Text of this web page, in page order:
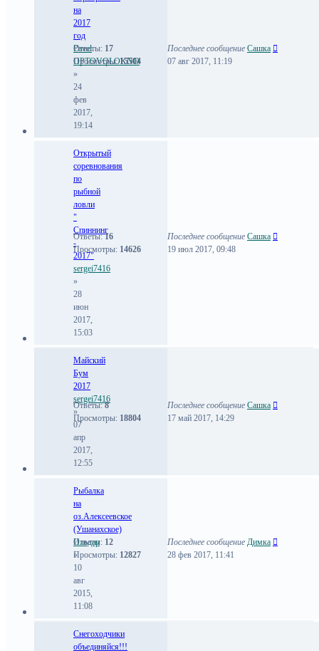
на
2017
год
Pavel
OPTOVOLOKNO
»
24
фев
2017,
19:14
Ответы: 17
Просмотры:15504
Последнее сообщение Сашка
07 авг 2017, 11:19
Открытый
соревнования
по
рыбной
ловли
"
Спиннинг
-
2017"
sergei7416
»
28
июн
2017,
15:03
Ответы:16
Просмотры: 14626
Последнее сообщение Сашка
19 июл 2017, 09:48
Майский
Бум
2017
sergei7416
»
07
апр
2017,
12:55
Ответы:8
Просмотры: 18804
Последнее сообщение Сашка
17 май 2017, 14:29
Рыбалка
на
оз.Алексеевское
(Ушанахское)
Ильдар
»
10
авг
2015,
11:08
Ответы: 12
Просмотры: 12827
Последнее сообщение Димка
28 фев 2017, 11:41
Снегоходчики
объединяйся!!!